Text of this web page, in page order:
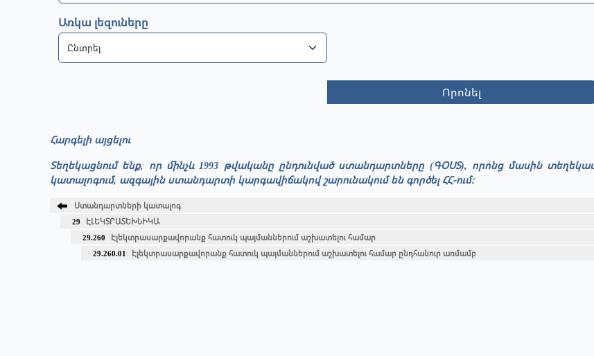
Առկա լեզուները
Որոնել
Հարգելի այցելու
Տեղեկացնում ենք, որ մինչև 1993 թվականը ընդունված ստանդարտները (ԳՕՍՏ), որոնց մասին
կատալոգում, ազգային ստանդարտի կարգավիճակով շարունակում են գործել ՀՀ-ում։
Ստանդարտների կատալոգ
29
ԷԼԵԿՏՐԱՏԵԽՆԻԿԱ
29.260
Էլեկտրասարքավորանք հատուկ պայմաններում աշխատելու համար
29.260.01
Էլեկտրասարքավորանք հատուկ պայմաններում աշխատելու համար ընդհանուր առմամբ